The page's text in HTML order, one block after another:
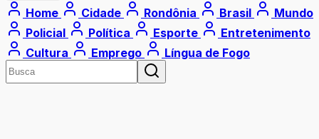
Home Cidade Rondônia Brasil
Mundo
Policial
Política Esporte
Entretenimento
Cultura
Emprego Língua de Fogo